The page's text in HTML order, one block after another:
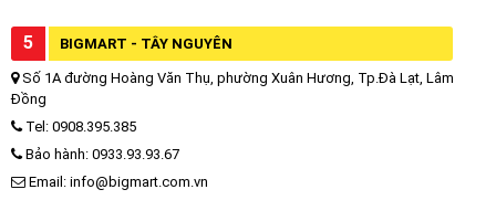
5 BIGMART - TÂY NGUYÊN
Số 1A đường Hoàng Văn Thụ, phường Xuân Hương, Tp.Đà Lạt, Lâm
Đồng
Tel: 0908.395.385
Bảo hành: 0933.93.93.67
Email: info@bigmart.com.vn